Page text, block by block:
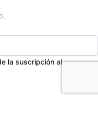
la suscripción al